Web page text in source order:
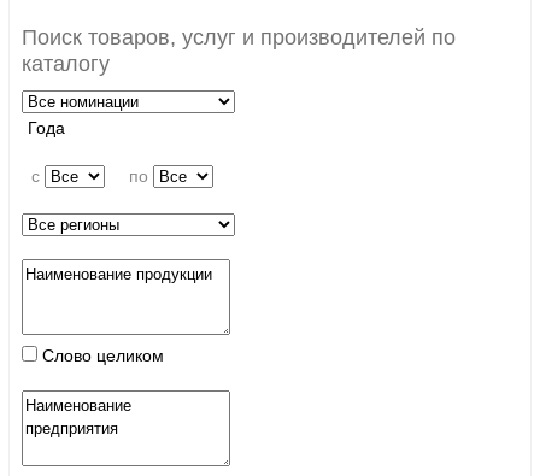
Поиск товаров, услуг и производителей по
каталогу
Года
c по
Слово целиком